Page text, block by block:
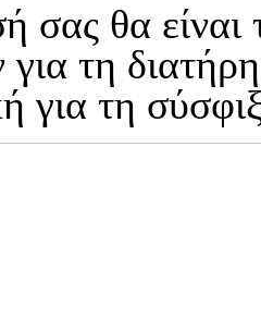
σας θα είναι
τη
για τη